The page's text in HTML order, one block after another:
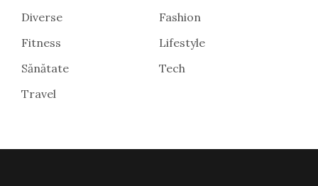
Diverse
Fashion
Fitness
Lifestyle
Sănătate
Tech
Travel